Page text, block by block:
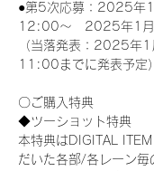
●第5次応募：2025年1
12:00～　2025年1
（当落発表：2025年1
11:00までに発表予定）
〇ご購入特典
◆ツーショット特典
本特典はDIGITAL
だいた各部/各レーン毎